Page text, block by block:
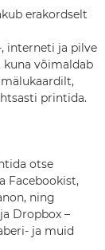
erakordselt
interneti ja pilve
kuna võimaldab
printida.
otse
Facebookist,
ning
Dropbox –
ja muid